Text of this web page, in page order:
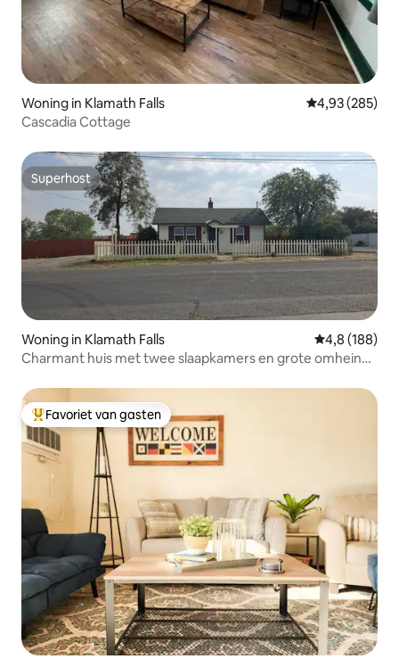
Woning in Klamath Falls Gemiddelde
4,93 (285)
Cascadia Cottage
Superhost
Superhost
Woning in Klamath Falls Gemiddelde
4,8 (188)
Charmant huis met twee slaapkamers en grote omheinde
Topfavoriet van gasten
Favoriet van gasten